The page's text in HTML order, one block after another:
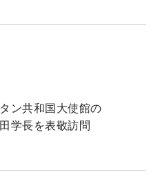
テゴリー
ン共和国大使館の
学長を表敬訪問